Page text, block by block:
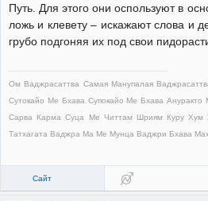
Путь. Для этого они оспользуют в
ложь и клевету – искажают слова и
грубо подгоняя их под свои
Ом Ваджрасаттва Самая Манупалая
Сутокайо Ме Бхава Супокайо Ме Бхава
Сарва Карма Суца Ме Читтам Шриям Куру
Татхагата Ваджра Ма Ме Мунца Ваджри Бхава
Сайт